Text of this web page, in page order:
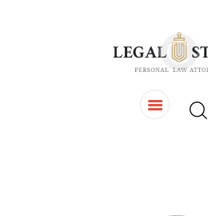
OUR TEAM